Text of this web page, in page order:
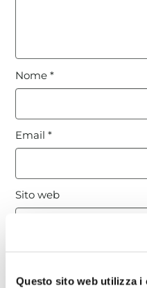
Questo sito web utilizza i
Nome*
Email*
Sito web